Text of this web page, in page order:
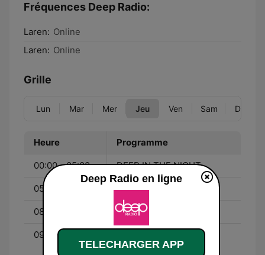
Fréquences Deep Radio:
Laren: Online
Laren: Online
Grille
Lun Mar Mer Jeu Ven Sam Dim
Heure Programme
00:00 - 05:00 DEEP IN THE NIGHT
05:00 - 08:00 MORNING CHILL
08:00 - 09:00 I LIKE THE 90'S
09:00 - 18:30 TURN UP THE VOLUME
Deep Radio en ligne
TELECHARGER APP